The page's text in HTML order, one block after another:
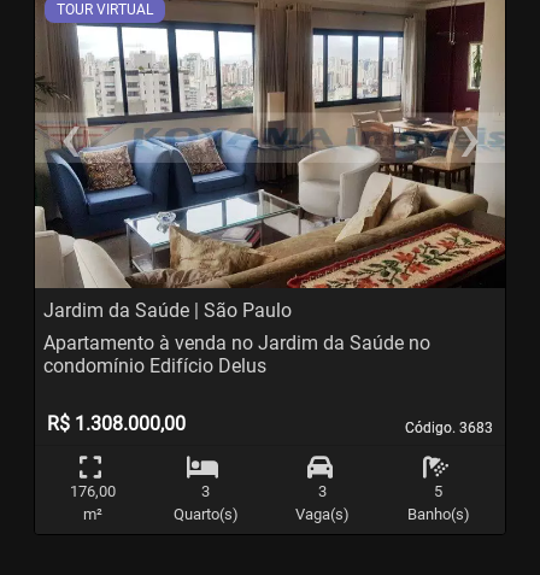
TOUR VIRTUAL
‹
Previous
›
Jardim da Saúde | São Paulo
Código. 3683
Código. 3683
Apartamento à venda no Jardim da Saúde no
condomínio Edifício Delus
R$ 1.308.000,00
176,00
m²
3
Quarto(s)
3
Vaga(s)
5
Banho(s)